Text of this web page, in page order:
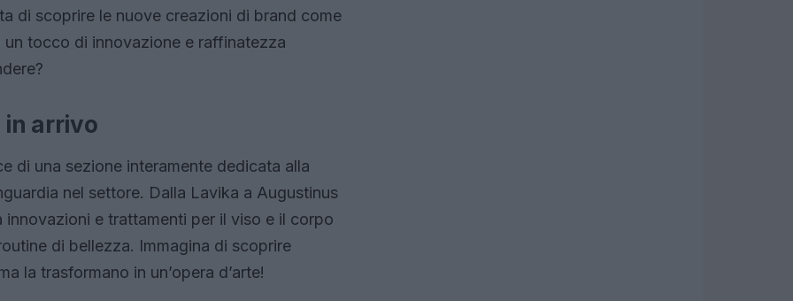
di scoprire le nuove creazioni di brand come
tocco di innovazione e raffinatezza
in arrivo
di una sezione interamente dedicata alla
nel settore. Dalla Lavika a Augustinus
e trattamenti per il viso e il corpo
di bellezza. Immagina di scoprire
la trasformano in un’opera d’arte!